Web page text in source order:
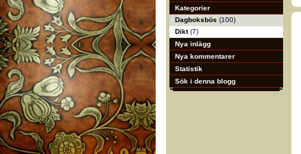
Kategorier
Dagboksbös (100)
Dikt(7)
Nya inlägg
Nya kommentarer
Statistik
Sök i denna blogg